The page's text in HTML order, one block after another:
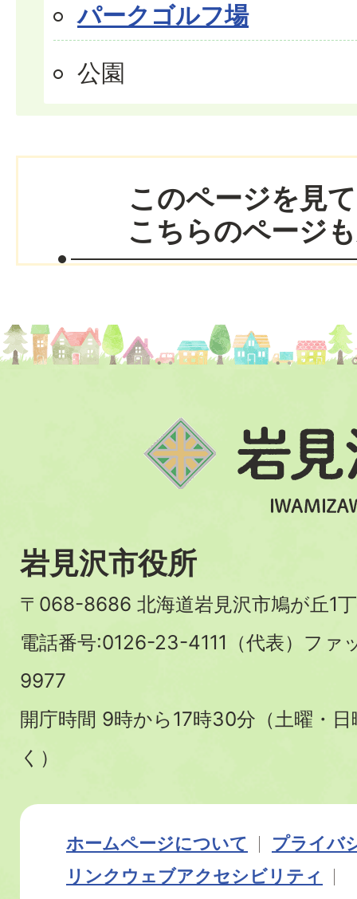
パークゴルフ場
公園
このページを見
こちらのページ
岩見沢市役所
〒068-8686 北海道岩見沢市鳩が丘1
電話番号:0126-23-4111（代表）フ
9977
開庁時間 9時から17時30分（土曜・
く）
ホームページについて
プライバ
リンク ウェブアクセシビリティ